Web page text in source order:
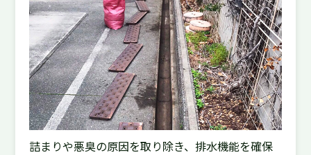
詰まりや悪臭の原因を取り除き、排水機能を確保